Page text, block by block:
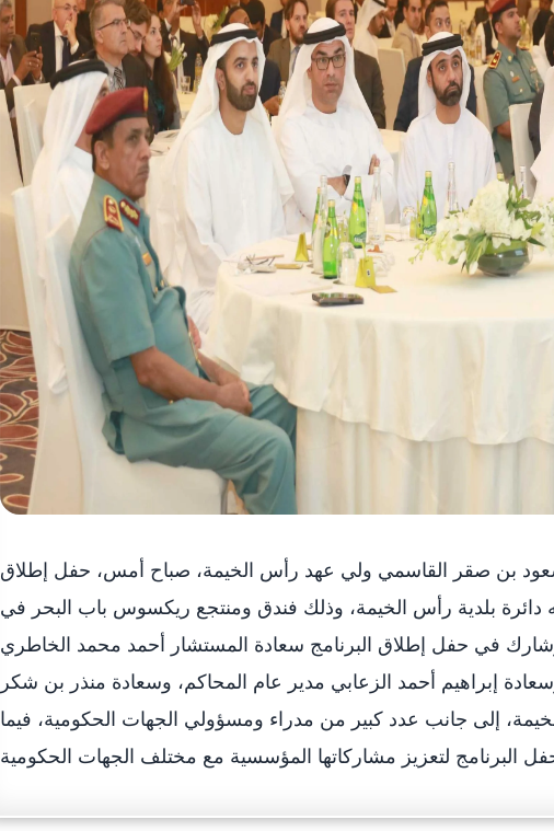
بن صقر القاسمي ولي عهد رأس الخيمة، صباح أمس، حفل إطلاق
دائرة بلدية رأس الخيمة، وذلك فندق ومنتجع ريكسوس باب البحر في
في حفل إطلاق البرنامج سعادة المستشار أحمد محمد الخاطري
إبراهيم أحمد الزعابي مدير عام المحاكم، وسعادة منذر بن شكر
إلى جانب عدد كبير من مدراء ومسؤولي الجهات الحكومية، فيما